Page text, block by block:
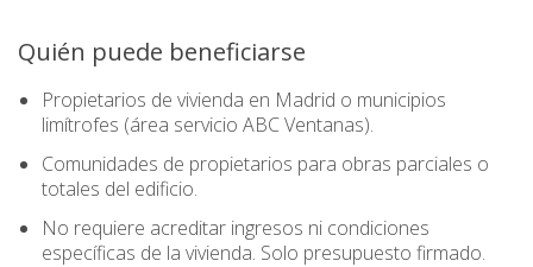
Quién puede beneficiarse
Propietarios de vivienda en Madrid o municipios
limítrofes (área servicio ABC Ventanas).
Comunidades de propietarios para obras parciales o
totales del edificio.
No requiere acreditar ingresos ni condiciones
específicas de la vivienda. Solo presupuesto firmado.